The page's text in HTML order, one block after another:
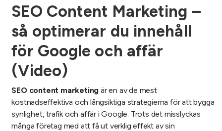
SEO Content Marketing –
så optimerar du innehåll
för Google och affär
(Video)
SEO content marketing är en av de mest
kostnadseffektiva och långsiktiga strategierna för att bygga
synlighet, trafik och affär i Google. Trots det misslyckas
många företag med att få ut verklig effekt av sin